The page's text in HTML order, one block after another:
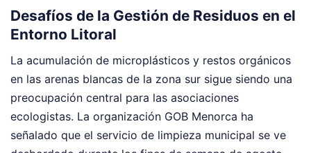
Desafíos de la Gestión de Residuos en el
Entorno Litoral
La acumulación de microplásticos y restos orgánicos
en las arenas blancas de la zona sur sigue siendo una
preocupación central para las asociaciones
ecologistas. La organización GOB Menorca ha
señalado que el servicio de limpieza municipal se ve